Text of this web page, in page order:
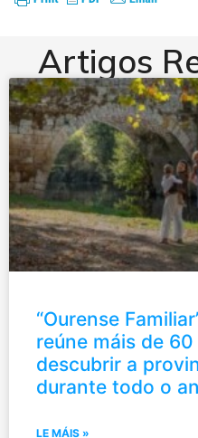
Artigos
“Ourense
reúne máis de
descubrir a
durante todo o
LE MÁIS »